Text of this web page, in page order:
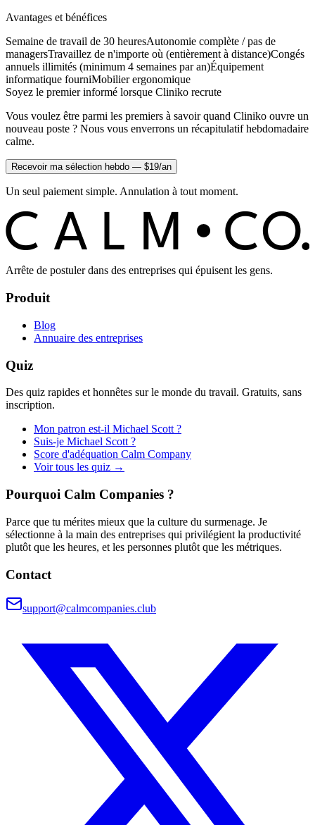
Avantages et bénéfices
Semaine de travail de 30 heuresAutonomie complète / pas de
managersTravaillez de n'importe où (entièrement à distance)Congés
annuels illimités (minimum 4 semaines par an)Équipement
informatique fourniMobilier ergonomique
Soyez le premier informé lorsque Cliniko recrute
Vous voulez être parmi les premiers à savoir quand Cliniko ouvre un
nouveau poste ? Nous vous enverrons un récapitulatif hebdomadaire
calme.
Recevoir ma sélection hebdo — $19/an
Un seul paiement simple. Annulation à tout moment.
C ALM C O.
Arrête de postuler dans des entreprises qui épuisent les gens.
Produit
Blog
Annuaire des entreprises
Quiz
Des quiz rapides et honnêtes sur le monde du travail. Gratuits, sans
inscription.
Mon patron est-il Michael Scott ?
Suis-je Michael Scott ?
Score d'adéquation Calm Company
Voir tous les quiz →
Pourquoi Calm Companies ?
Parce que tu mérites mieux que la culture du surmenage. Je
sélectionne à la main des entreprises qui privilégient la productivité
plutôt que les heures, et les personnes plutôt que les métriques.
Contact
support@calmcompanies.club